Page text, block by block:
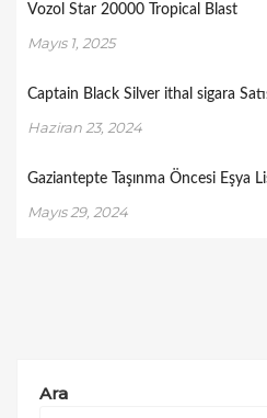
Vozol Star 20000 Tropical Blast
Mayıs 1, 2025
Captain Black Silver ithal sigara
Haziran 23, 2024
Gaziantepte Taşınma Öncesi Eşya
Mayıs 29, 2024
Ara